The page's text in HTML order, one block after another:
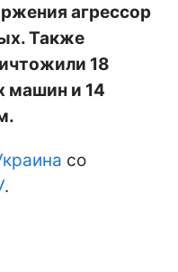
агрессор
Также
18
машин и 14
со
.